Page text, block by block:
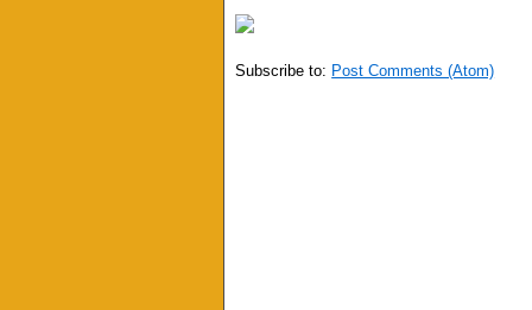
Subscribe to: Post Comments (Atom)